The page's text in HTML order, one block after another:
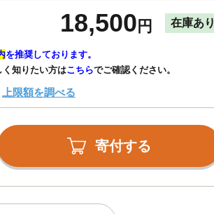
18,500 円 在庫あり
を推奨しております。
く知りたい方はこちらでご確認ください。
上限額を調べる
寄付する